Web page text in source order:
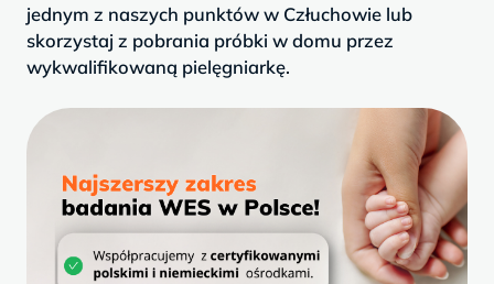
jednym z naszych punktów w Człuchowie lub
skorzystaj z pobrania próbki w domu przez
wykwalifikowaną pielęgniarkę.